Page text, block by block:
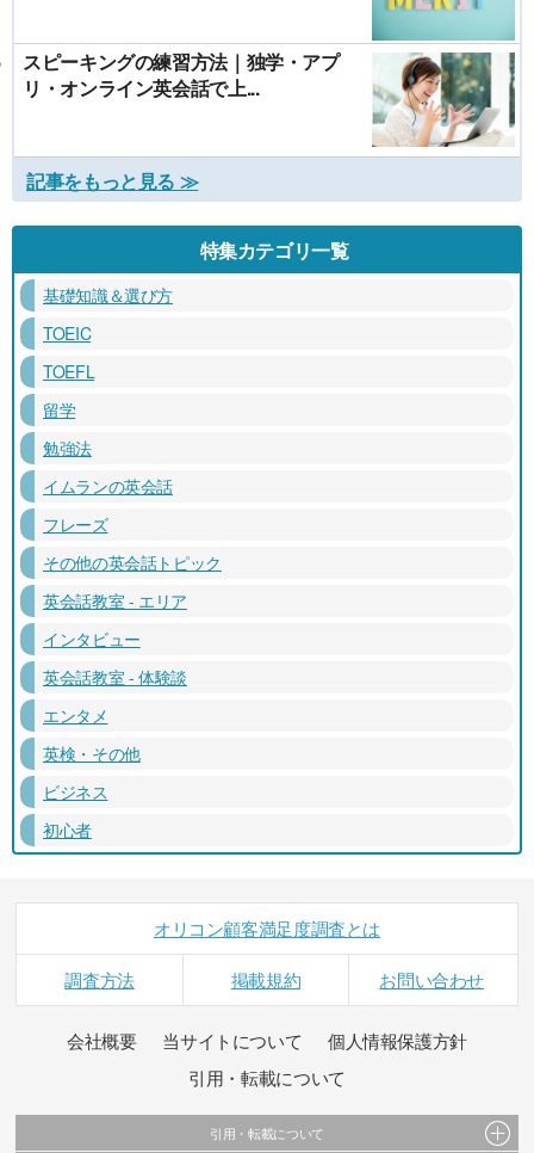
スピーキングの練習方法｜独学・アプ
リ・オンライン英会話で上...
記事をもっと見る ≫
特集カテゴリ一覧
基礎知識＆選び方
TOEIC
TOEFL
留学
勉強法
イムランの英会話
フレーズ
その他の英会話トピック
英会話教室 - エリア
インタビュー
英会話教室 - 体験談
エンタメ
英検・その他
ビジネス
初心者
オリコン顧客満足度調査とは
調査方法 掲載規約 お問い合わせ
会社概要 当サイトについて
個人情報保護方針
引用・転載について
引用・転載について